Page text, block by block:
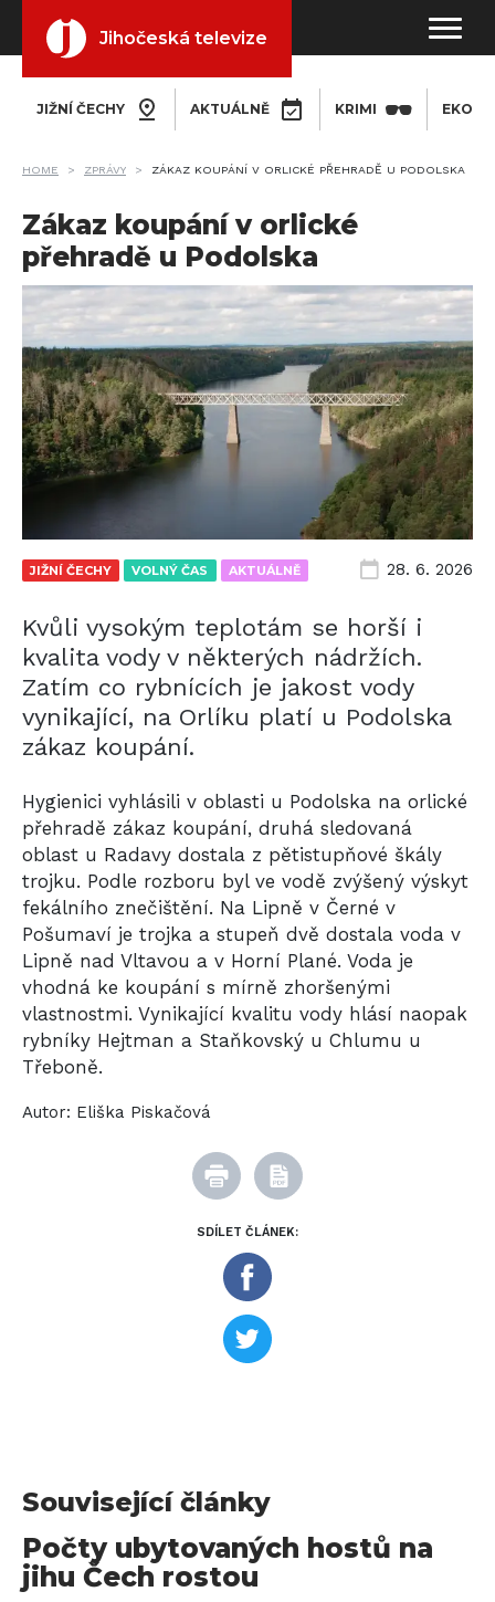
Jihočeská televize
JIŽNÍ ČECHY AKTUÁLNĚ KRIMI
HOME ZPRÁVY ZÁKAZ KOUPÁNÍ V ORLICKÉ PŘEHRADĚ U PODOLSKA
Zákaz koupání v orlické
přehradě u Podolska
SDÍLET ČLÁNEK:
JIŽNÍ ČECHY VOLNÝ ČAS AKTUÁLNĚ 28. 6. 2026
Kvůli vysokým teplotám se horší i
kvalita vody v některých nádržích.
Zatím co rybnících je jakost vody
vynikající, na Orlíku platí u Podolska
zákaz koupání.
Hygienici vyhlásili v oblasti u Podolska na orlické
přehradě zákaz koupání, druhá sledovaná
oblast u Radavy dostala z pětistupňové škály
trojku. Podle rozboru byl ve vodě zvýšený výskyt
fekálního znečištění. Na Lipně v Černé v
Pošumaví je trojka a stupeň dvě dostala voda v
Lipně nad Vltavou a v Horní Plané. Voda je
vhodná ke koupání s mírně zhoršenými
vlastnostmi. Vynikající kvalitu vody hlásí naopak
rybníky Hejtman a Staňkovský u Chlumu u
Třeboně.
Autor: Eliška Piskačová
Související články
Počty ubytovaných hostů na
jihu Čech rostou